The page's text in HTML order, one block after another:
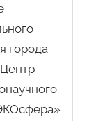
города